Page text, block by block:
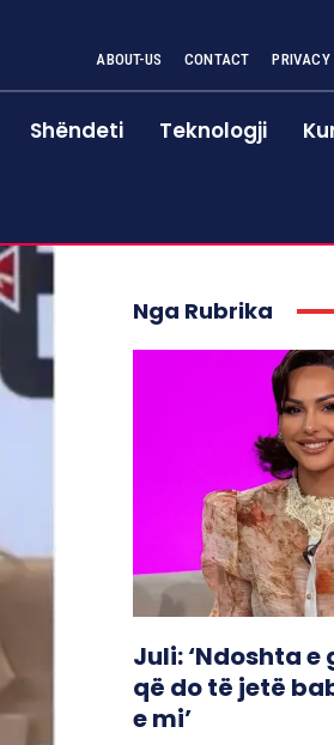
ABOUT-US CONTACT PRIVACY
Shëndeti Teknologji
Nga Rubrika
Juli: ‘Ndoshta
që do të jetë
e mi’